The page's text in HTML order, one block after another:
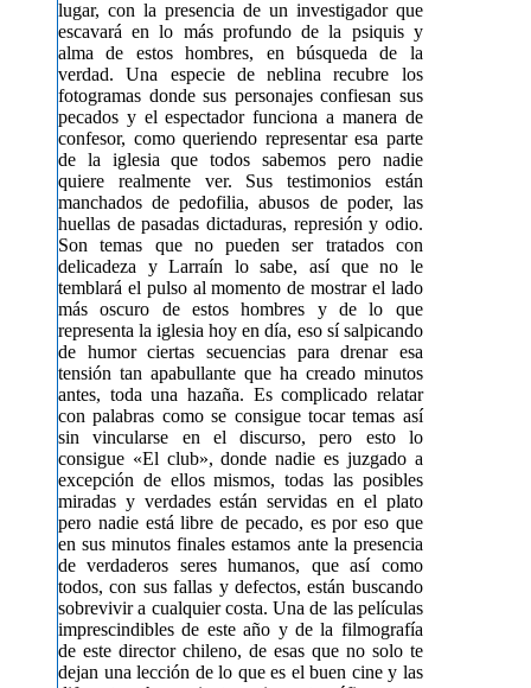
lugar, con la presencia de un investigador que
escavará en lo más profundo de la psiquis y
alma de estos hombres, en búsqueda de la
verdad. Una especie de neblina recubre los
fotogramas donde sus personajes confiesan sus
pecados y el espectador funciona a manera de
confesor, como queriendo representar esa parte
de la iglesia que todos sabemos pero nadie
quiere realmente ver. Sus testimonios están
manchados de pedofilia, abusos de poder, las
huellas de pasadas dictaduras, represión y odio.
Son temas que no pueden ser tratados con
delicadeza y Larraín lo sabe, así que no le
temblará el pulso al momento de mostrar el lado
más oscuro de estos hombres y de lo que
representa la iglesia hoy en día, eso sí salpicando
de humor ciertas secuencias para drenar esa
tensión tan apabullante que ha creado minutos
antes, toda una hazaña. Es complicado relatar
con palabras como se consigue tocar temas así
sin vincularse en el discurso, pero esto lo
consigue «El club», donde nadie es juzgado a
excepción de ellos mismos, todas las posibles
miradas y verdades están servidas en el plato
pero nadie está libre de pecado, es por eso que
en sus minutos finales estamos ante la presencia
de verdaderos seres humanos, que así como
todos, con sus fallas y defectos, están buscando
sobrevivir a cualquier costa. Una de las películas
imprescindibles de este año y de la filmografía
de este director chileno, de esas que no solo te
dejan una lección de lo que es el buen cine y las